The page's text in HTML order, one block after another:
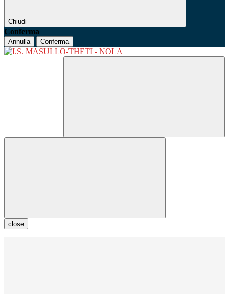
Chiudi
Conferma
Annulla Conferma
close